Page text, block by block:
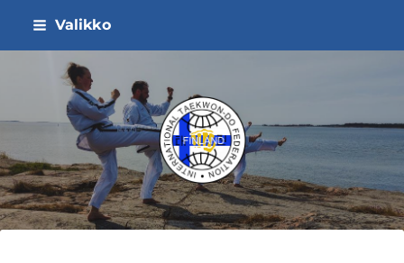
Siirry
sisältöön
Valikko
ITF Taekwon-do Liitto ry